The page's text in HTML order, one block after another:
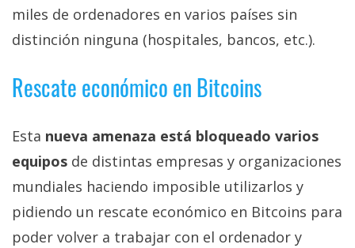
Contacto
/
/
Cambiar
opciones
de
privacidad
/
miles de ordenadores en varios países sin
distinción ninguna (hospitales, bancos, etc.).
Rescate económico en Bitcoins
Esta nueva amenaza está bloqueado varios
equipos de distintas empresas y organizaciones
mundiales haciendo imposible utilizarlos y
pidiendo un rescate económico en Bitcoins para
poder volver a trabajar con el ordenador y